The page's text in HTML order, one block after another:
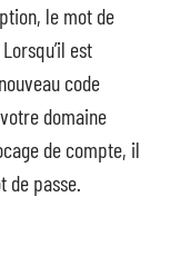
le mot de
est
code
domaine
de compte, il
de passe.